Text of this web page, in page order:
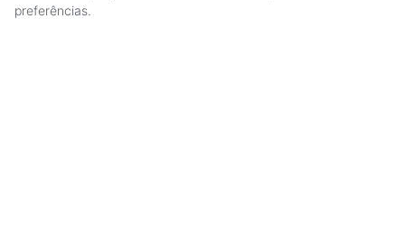
preferências.